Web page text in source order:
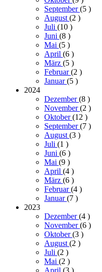
September(5 )
August (2 )
Juli (10 )
Juni (8 )
Mai (5 )
April (6 )
März (5 )
Februar(2 )
Januar(5 )
2024
Dezember(8 )
November(2 )
Oktober(12 )
September(7 )
August (3 )
Juli (1 )
Juni (6 )
Mai (9 )
April (4 )
März (6 )
Februar(4 )
Januar(7 )
2023
Dezember(4 )
November(6 )
Oktober(3 )
August (2 )
Juli (2 )
Mai (2 )
April (3 )